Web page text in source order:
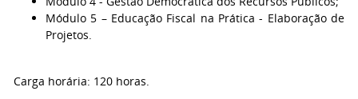
Módulo 5 – Educação Fiscal na Prática - Elaboração de
Projetos.
Carga horária: 120 horas.